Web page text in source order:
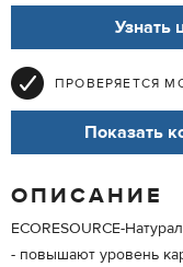
Узнать
ПРОВЕРЯЕТСЯ
Показать
ОПИСАНИЕ
ECORESOURCE-
- повышают уровень